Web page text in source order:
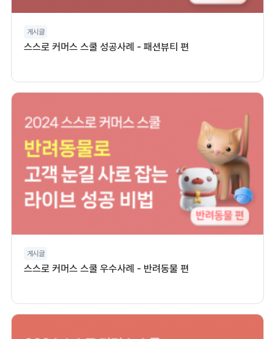
게시글
스스로 커머스 스쿨 성공사례 - 패션뷰티 편
게시글
스스로 커머스 스쿨 우수사례 - 반려동물 편